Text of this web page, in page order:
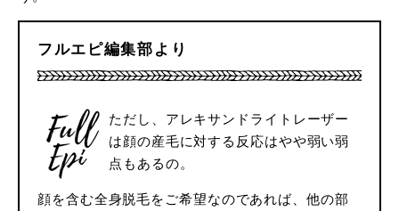
フルエピ編集部より
ただし、アレキサンドライトレーザー
は顔の産毛に対する反応はやや弱い弱
点もあるの。
顔を含む全身脱毛をご希望なのであれば、他の部